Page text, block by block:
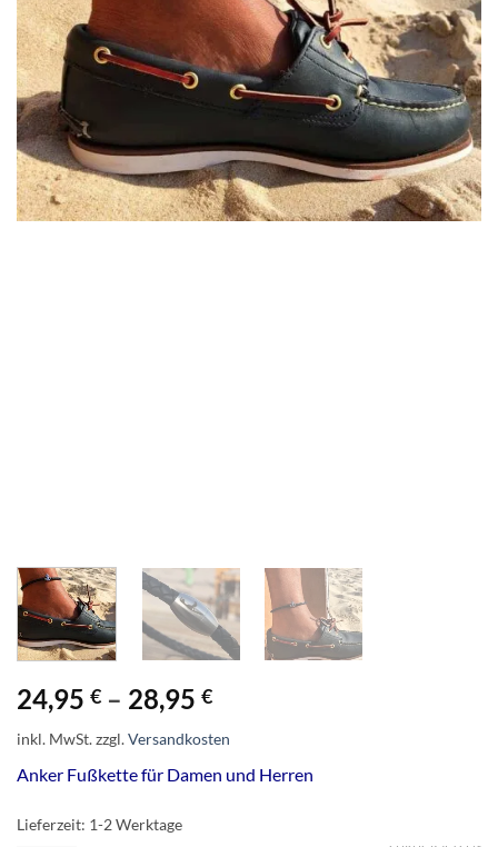
24,95 € – 28,95 €
inkl. MwSt.zzgl.Versandkosten
Anker Fußkette für Damen und Herren
Lieferzeit: 1-2 Werktage
ZURÜCKSETZEN